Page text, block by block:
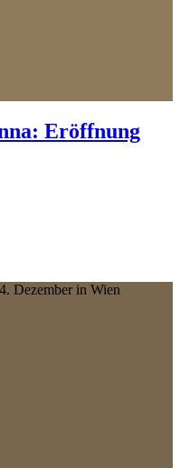
Eröffnung